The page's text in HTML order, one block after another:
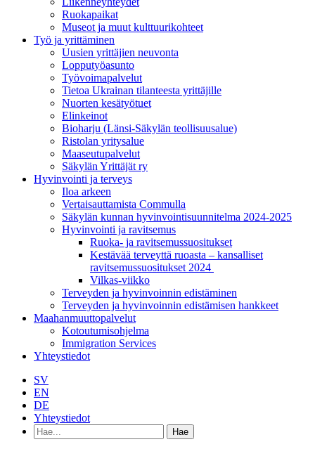
Ruokapaikat
Museot ja muut kulttuurikohteet
Työ ja yrittä­minen
Uusien yrittäjien neuvonta
Lopputyöasunto
Työvoimapalvelut
Tietoa Ukrainan tilanteesta yrittäjille
Nuorten kesätyötuet
Elinkeinot
Bioharju (Länsi-Säkylän teollisuusalue)
Ristolan yritysalue
Maaseutupalvelut
Säkylän Yrittäjät ry
Hyvinvointi ja terveys
Iloa arkeen
Vertaisauttamista Commulla
Säkylän kunnan hyvinvointisuunnitelma 2024-2025
Hyvinvointi ja ravitsemus
Ruoka- ja ravitsemussuositukset
Kestävää terveyttä ruoasta – kansalliset
ravitsemussuositukset 2024
Vilkas-viikko
Terveyden ja hyvinvoinnin edistäminen
Terveyden ja hyvinvoinnin edistämisen hankkeet
Maahanmuuttopalvelut
Kotoutumisohjelma
Immigration Services
Yhteystiedot
SV
EN
DE
Yhteystiedot
Hae
hakusanalla: